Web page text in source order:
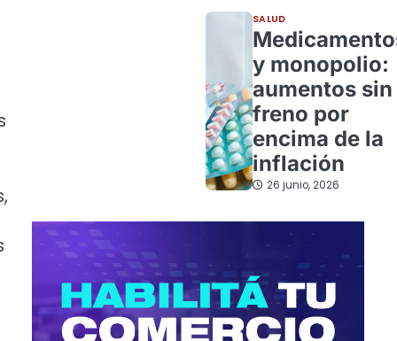
SALUD
y monopolio:
aumentos sin
freno por
encima de la
inflación
26 junio, 2026